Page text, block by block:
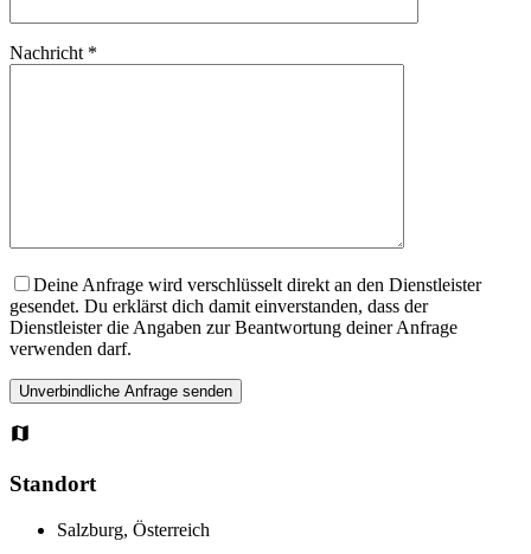
Nachricht *
Deine Anfrage wird verschlüsselt direkt an den Dienstleister
gesendet. Du erklärst dich damit einverstanden, dass der
Dienstleister die Angaben zur Beantwortung deiner Anfrage
verwenden darf.
Standort
Salzburg, Österreich